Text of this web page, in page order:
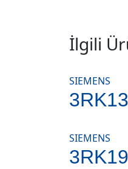
İlgili
SIEMENS
SIEMENS